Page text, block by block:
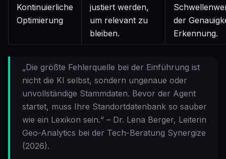
Kontinuierliche
Optimierung
justiert werden,
um relevant zu
bleiben.
der
Erkennung.
„Die größte Fehlerquelle bei der Einführung ist
nicht die KI selbst, sondern ungenaue oder
unvollständige Stammdaten. Bevor der Agent
startet, muss Ihre Standortdatenbank so sauber
wie ein Lexikon sein.“ – Dr. Lena Berger, Leiterin
Geo-Analytics bei der Tech-Beratung Synergize
(2026).